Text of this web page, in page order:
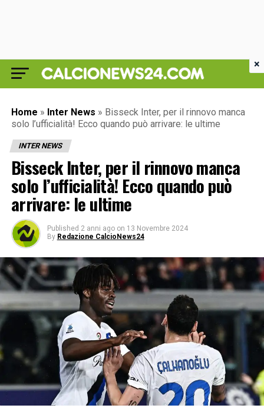
Home » Inter News » Bisseck Inter, per il rinnovo manca
solo l’ufficialità! Ecco quando può arrivare: le ultime
INTER NEWS
Bisseck Inter, per il rinnovo manca
solo l’ufficialità! Ecco quando può
arrivare: le ultime
Published 2 anni ago on 13 Novembre 2024
By Redazione CalcioNews24
×